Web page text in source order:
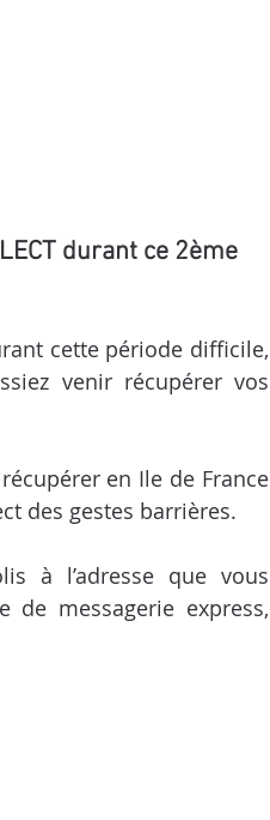
durant ce 2ème
cette période difficile,
venir récupérer vos
en Ile de France
des gestes barrières.
à l’adresse que vous
de messagerie express,